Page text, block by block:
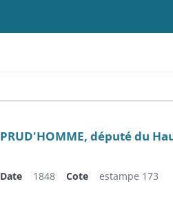
PRUD'HOMME, député du
Date 1848 Cote estampe 173